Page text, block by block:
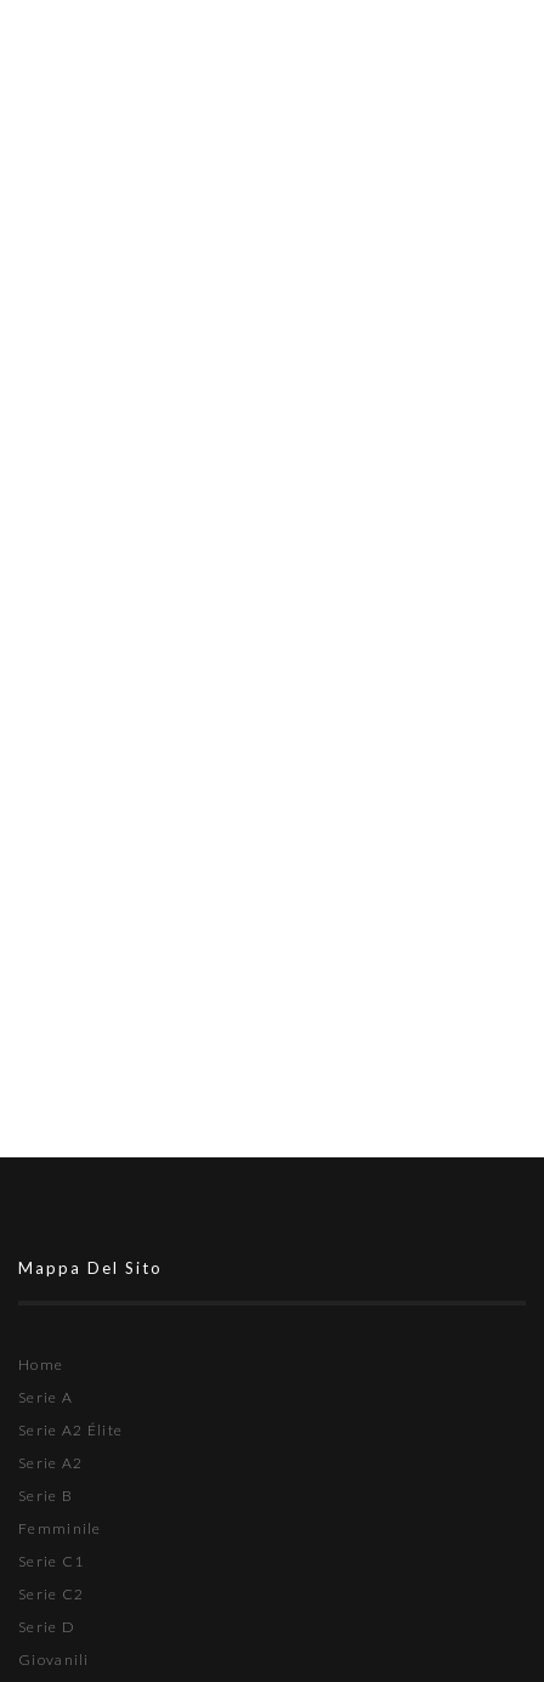
Mappa Del Sito
Home
Serie A
Serie A2 Élite
Serie A2
Serie B
Femminile
Serie C1
Serie C2
Serie D
Giovanili